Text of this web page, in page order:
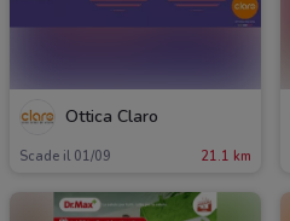
Ottica Claro
Scade il 01/09 21.1 km